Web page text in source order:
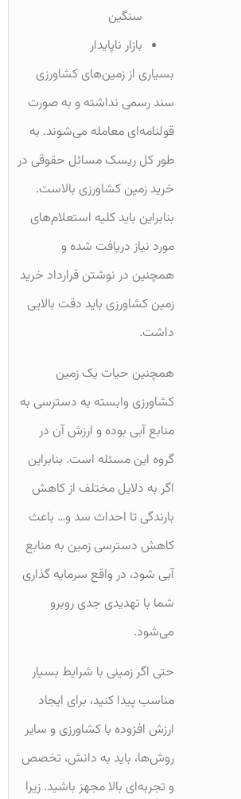
سنگین
بازار ناپایدار
بسیاری از زمین‌های کشاورزی
سند رسمی نداشته و به صورت
قولنامه‌ای معامله می‌شوند. به
طور کل ریسک مسائل حقوقی در
خرید زمین کشاورزی بالاست.
بنابراین باید کلیه استعلام‌های
مورد نیاز دریافت شده و
همچنین در نوشتن قرارداد خرید
زمین کشاورزی باید دقت بالایی
داشت.
همچنین حیات یک زمین
کشاورزی وابسته به دسترسی به
منابع آبی بوده و ارزش آن در
گروه این مسئله است. بنابراین
اگر به دلایل مختلف از کاهش
بارندگی تا احداث سد و… باعث
کاهش دسترسی زمین به منابع
آبی شود، در واقع سرمایه گذاری
شما با تهدیدی جدی روبرو
می‌شود.
حتی اگر زمینی با شرایط بسیار
مناسب پیدا کنید، برای ایجاد
ارزش افزوده با کشاورزی و سایر
روش‌ها، باید به دانش، تخصص
و تجربه‌ای بالا مجهز باشید. زیرا